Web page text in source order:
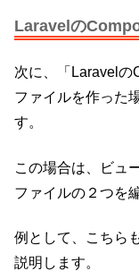
Laravelの
次に、「Laravel
ファイルを作った
す。
この場合は、ビュ
ファイルの２つを
例として、こちら
説明します。